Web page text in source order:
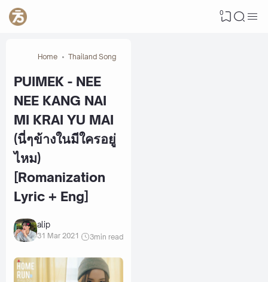
0
Home Thailand Song
PUIMEK - NEE
NEE KANG NAI
MI KRAI YU MAI
(นี่ๆข้างในมีใครอยู่
ไหม)
[Romanization
Lyric + Eng]
alip
31 Mar 2021 3min read